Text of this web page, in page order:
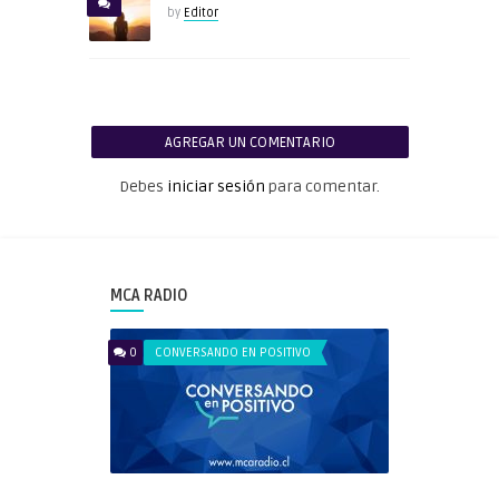
by Editor
AGREGAR UN COMENTARIO
Debes iniciar sesión para comentar.
MCA RADIO
0 CONVERSANDO EN POSITIVO